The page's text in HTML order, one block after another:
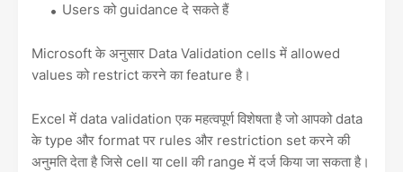
Users को guidance दे सकते हैं
Microsoft के अनुसार Data Validation cells में allowed
values को restrict करने का feature है।
Excel में data validation एक महत्वपूर्ण विशेषता है जो आपको data
के type और format पर rules और restriction set करने की
अनुमति देता है जिसे cell या cell की range में दर्ज किया जा सकता है।